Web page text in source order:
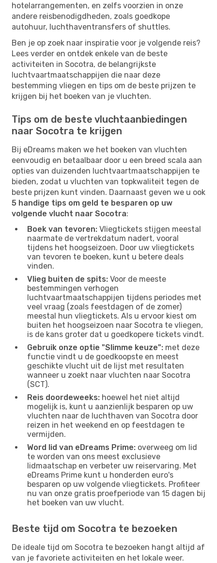
hotelarrangementen, en zelfs voorzien in onze
andere reisbenodigdheden, zoals goedkope
autohuur, luchthaventransfers of shuttles.
Ben je op zoek naar inspiratie voor je volgende reis?
Lees verder en ontdek enkele van de beste
activiteiten in Socotra, de belangrijkste
luchtvaartmaatschappijen die naar deze
bestemming vliegen en tips om de beste prijzen te
krijgen bij het boeken van je vluchten.
Tips om de beste vluchtaanbiedingen
naar Socotra te krijgen
Bij eDreams maken we het boeken van vluchten
eenvoudig en betaalbaar door u een breed scala aan
opties van duizenden luchtvaartmaatschappijen te
bieden, zodat u vluchten van topkwaliteit tegen de
beste prijzen kunt vinden. Daarnaast geven we u ook
5 handige tips om geld te besparen op uw
volgende vlucht naar Socotra:
Boek van tevoren: Vliegtickets stijgen meestal
naarmate de vertrekdatum nadert, vooral
tijdens het hoogseizoen. Door uw vliegtickets
van tevoren te boeken, kunt u betere deals
vinden.
Vlieg buiten de spits: Voor de meeste
bestemmingen verhogen
luchtvaartmaatschappijen tijdens periodes met
veel vraag (zoals feestdagen of de zomer)
meestal hun vliegtickets. Als u ervoor kiest om
buiten het hoogseizoen naar Socotra te vliegen,
is de kans groter dat u goedkopere tickets vindt.
Gebruik onze optie "Slimme keuze": met deze
functie vindt u de goedkoopste en meest
geschikte vlucht uit de lijst met resultaten
wanneer u zoekt naar vluchten naar Socotra
(SCT).
Reis doordeweeks: hoewel het niet altijd
mogelijk is, kunt u aanzienlijk besparen op uw
vluchten naar de luchthaven van Socotra door
reizen in het weekend en op feestdagen te
vermijden.
Word lid van eDreams Prime: overweeg om lid
te worden van ons meest exclusieve
lidmaatschap en verbeter uw reiservaring. Met
eDreams Prime kunt u honderden euro's
besparen op uw volgende vliegtickets. Profiteer
nu van onze gratis proefperiode van 15 dagen bij
het boeken van uw vlucht.
Beste tijd om Socotra te bezoeken
De ideale tijd om Socotra te bezoeken hangt altijd af
van je favoriete activiteiten en het lokale weer.